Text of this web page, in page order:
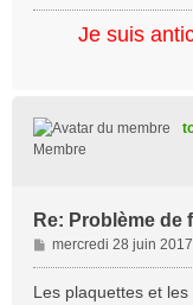
e
Je suis
Membre
Re: Problème de
M
e
s
mercredi 28 juin
Les plaquettes et